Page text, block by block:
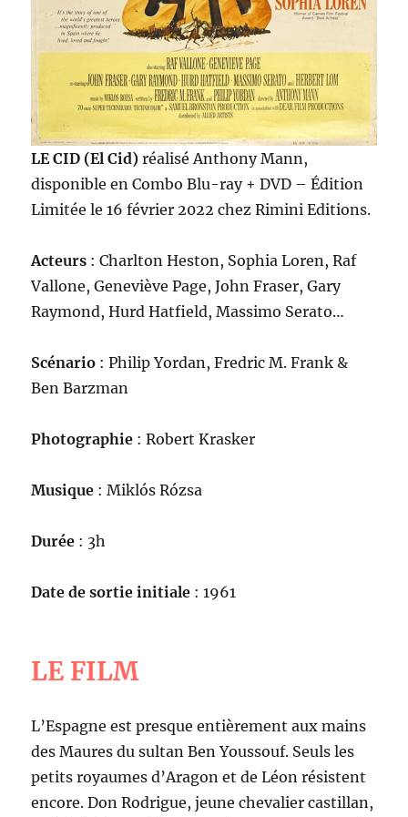
LE CID (El Cid) réalisé Anthony Mann,
disponible en Combo Blu-ray + DVD – Édition
Limitée le 16 février 2022 chez Rimini Editions.
Acteurs : Charlton Heston, Sophia Loren, Raf
Vallone, Geneviève Page, John Fraser, Gary
Raymond, Hurd Hatfield, Massimo Serato…
Scénario : Philip Yordan, Fredric M. Frank &
Ben Barzman
Photographie : Robert Krasker
Musique : Miklós Rózsa
Durée : 3h
Date de sortie initiale : 1961
LE FILM
L’Espagne est presque entièrement aux mains
des Maures du sultan Ben Youssouf. Seuls les
petits royaumes d’Aragon et de Léon résistent
encore. Don Rodrigue, jeune chevalier castillan,